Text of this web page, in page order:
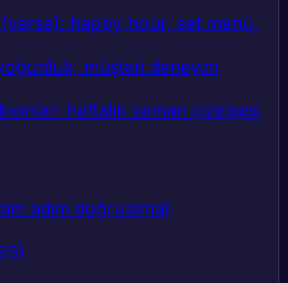
happy hour, set menü,
müşteri deneyim
haftalık zaman çizelgesi
adım doğrulama)